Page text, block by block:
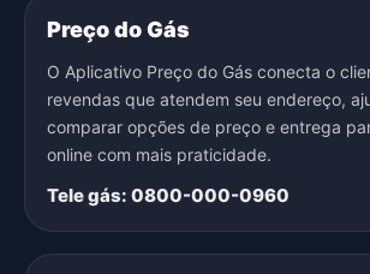
Preço do Gás
O Aplicativo Preço do Gás conecta o
revendas que atendem seu endereço,
comparar opções de preço e entrega
online com mais praticidade.
Tele gás: 0800-000-0960